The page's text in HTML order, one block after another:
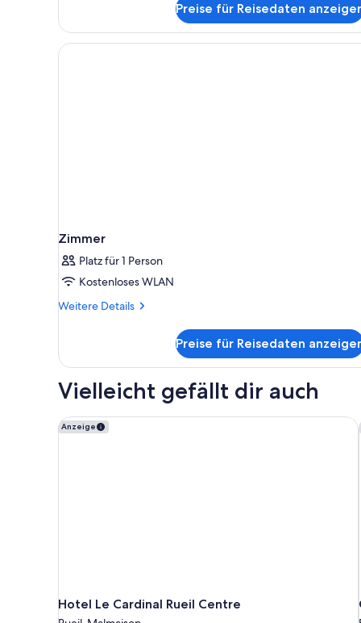
Preise für Reisedaten
Zimmer
Platz für 1 Person
Kostenloses WLAN
Weitere Details
Weitere
Preise für Reisedaten
Vielleicht gefällt dir auch
Anzeige
Hotel Le Cardinal Rueil Centre
Hotel Le Cardinal Rueil Centre